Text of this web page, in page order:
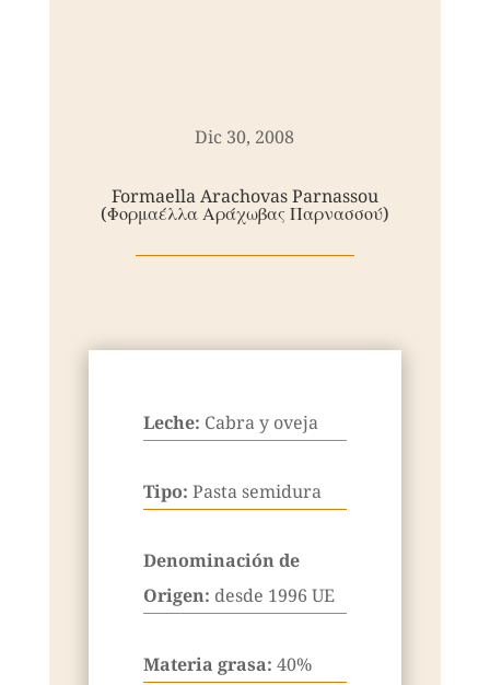
Dic 30, 2008
Formaella Arachovas Parnassou
(Φορμαέλλα Αράχωβας Παρνασσού)
Leche: Cabra y oveja
Tipo: Pasta semidura
Denominación de
Origen: desde 1996 UE
Materia grasa: 40%